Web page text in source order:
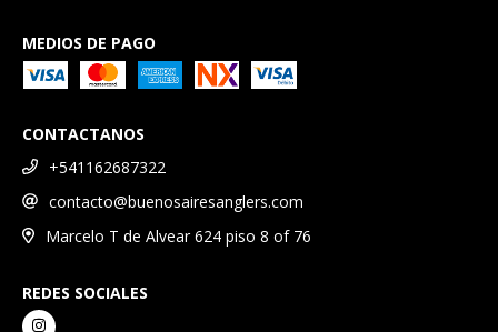
MEDIOS DE PAGO
CONTACTANOS
+541162687322
contacto@buenosairesanglers.com
Marcelo T de Alvear 624 piso 8 of 76
REDES SOCIALES